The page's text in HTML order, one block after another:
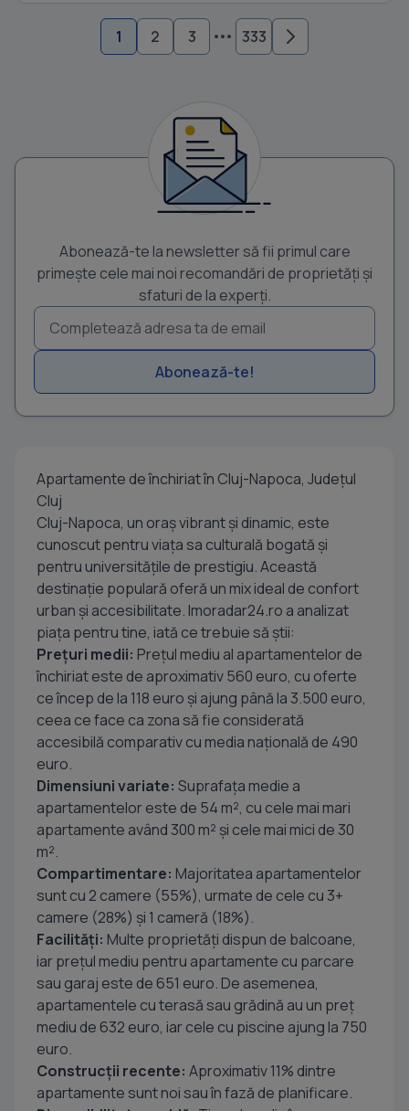
1 2 3 333
Abonează-te la newsletter să fii primul care
primește cele mai noi recomandări de proprietăți și
sfaturi de la experți.
Abonează-te!
Apartamente de închiriat în Cluj-Napoca, Județul
Cluj
Cluj-Napoca, un oraș vibrant și dinamic, este
cunoscut pentru viața sa culturală bogată și
pentru universitățile de prestigiu. Această
destinație populară oferă un mix ideal de confort
urban și accesibilitate. Imoradar24.ro a analizat
piața pentru tine, iată ce trebuie să știi:
Prețuri medii: Prețul mediu al apartamentelor de
închiriat este de aproximativ 560 euro, cu oferte
ce încep de la 118 euro și ajung până la 3.500 euro,
ceea ce face ca zona să fie considerată
accesibilă comparativ cu media națională de 490
euro.
Dimensiuni variate: Suprafața medie a
apartamentelor este de 54 m², cu cele mai mari
apartamente având 300 m² și cele mai mici de 30
m².
Compartimentare: Majoritatea apartamentelor
sunt cu 2 camere (55%), urmate de cele cu 3+
camere (28%) și 1 cameră (18%).
Facilități: Multe proprietăți dispun de balcoane,
iar prețul mediu pentru apartamente cu parcare
sau garaj este de 651 euro. De asemenea,
apartamentele cu terasă sau grădină au un preț
mediu de 632 euro, iar cele cu piscine ajung la 750
euro.
Construcții recente: Aproximativ 11% dintre
apartamente sunt noi sau în fază de planificare.